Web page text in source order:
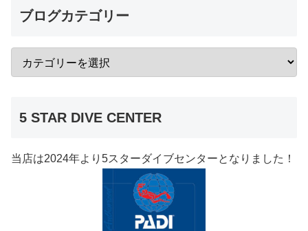
ブログカテゴリー
5 STAR DIVE CENTER
当店は2024年より5スターダイブセンターとなりました！